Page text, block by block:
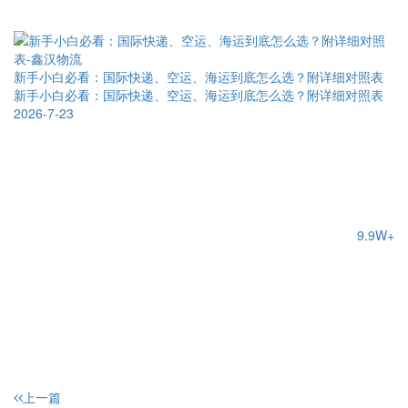
新手小白必看：国际快递、空运、海运到底怎么选？附详细对照表
新手小白必看：国际快递、空运、海运到底怎么选？附详细对照表
2026-7-23
9.9W+
上一篇